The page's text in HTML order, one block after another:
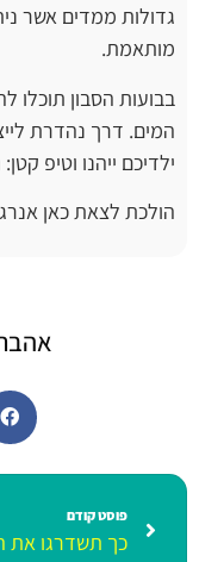
גדולות ממדים אשר
מותאמת.
בבועות הסבון תוכלו
המים. דרך נהדרת
ילדיכם ייהנו וטיפ
הולכת לצאת כאן
פוסט קודם